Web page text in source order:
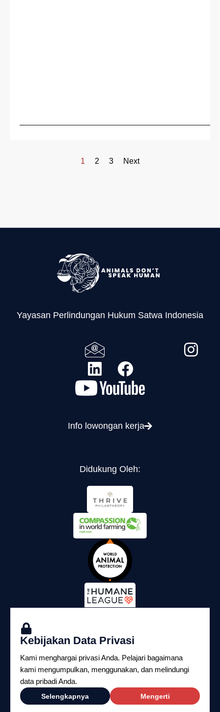
1 2 3 Next
Yayasan Perlindungan Hukum Satwa Indonesia
Info lowongan kerja
Didukung Oleh:
Copyright ©2026 Yayasan Perlindungan Hukum
Kebijakan Data Privasi
Kami menghargai privasi Anda. Pelajari bagaimana
kami mengumpulkan, menggunakan, dan melindungi
data pribadi Anda.
Selengkapnya Mengerti